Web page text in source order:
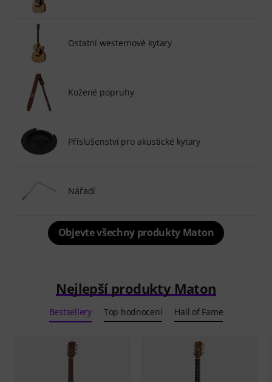
Ostatní westernové kytary
Kožené popruhy
Příslušenství pro akustické kytary
Nářadí
Objevte všechny produkty Maton
Nejlepší produkty Maton
Bestsellery Top hodnocení Hall of Fame